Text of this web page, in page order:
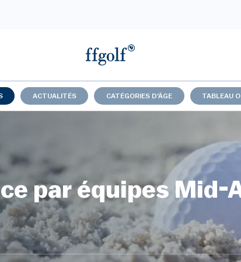
ACTUALITÉS CATÉGORIES D'ÂGE TABLEAU
par équipes Mid-